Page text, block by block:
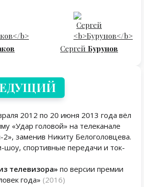
2012 по 20 июня 2013 года вёл
«Удар головой» на телеканале
2», заменив Никиту Белоголовцева.
шоу, спортивные передачи и ток-
телевизора» по версии премии
года» (2016)
Сергей Бурунов